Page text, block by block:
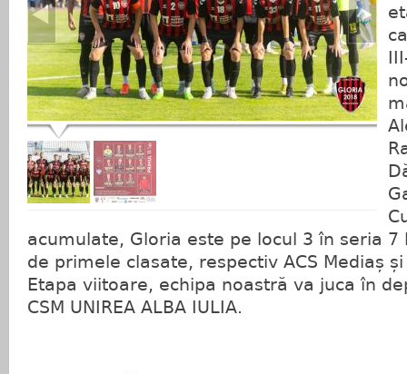
acumulate, Gloria este pe locul 3 în seria
de primele clasate, respectiv ACS Mediaș
Etapa viitoare, echipa noastră va juca în
CSM UNIREA ALBA IULIA.